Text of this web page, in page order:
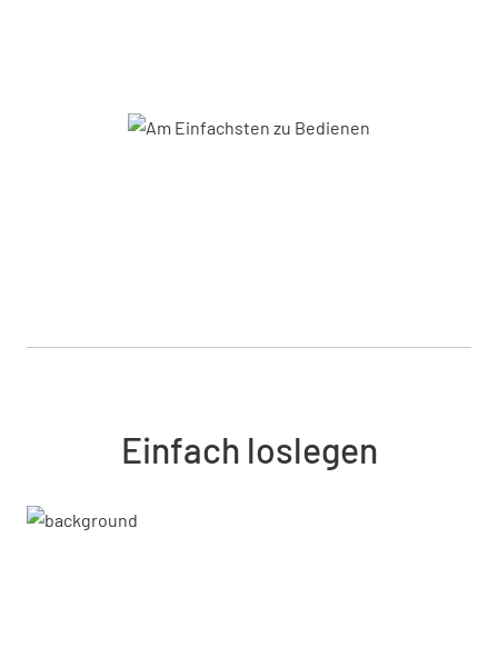
Einfach loslegen